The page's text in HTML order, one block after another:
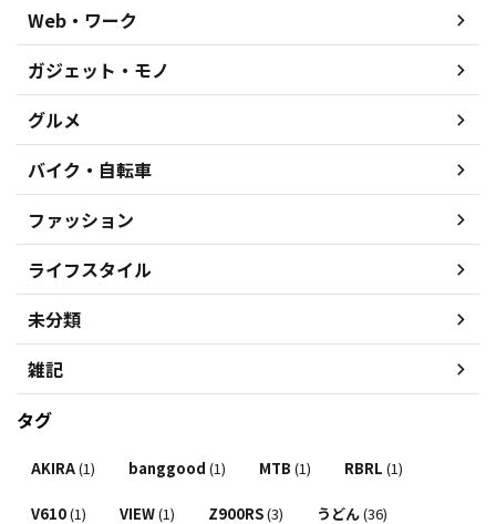
Web・ワーク
ガジェット・モノ
グルメ
バイク・自転車
ファッション
ライフスタイル
未分類
雑記
タグ
AKIRA(1) banggood (1) MTB (1) RBRL (1)
V610(1) VIEW(1) Z900RS(3) うどん(36)